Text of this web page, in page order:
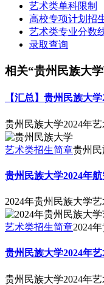
艺术类单科限制
高校专项计划招
艺术类专业分数
录取查询
相关“贵州民族大
【汇总】贵州民族大
贵州民族大学2024年
艺术类招生简章贵州
贵州民族大学2024年
2024年贵州民族大学
艺术类招生简章2024
贵州民族大学2024年
贵州民族大学2024年